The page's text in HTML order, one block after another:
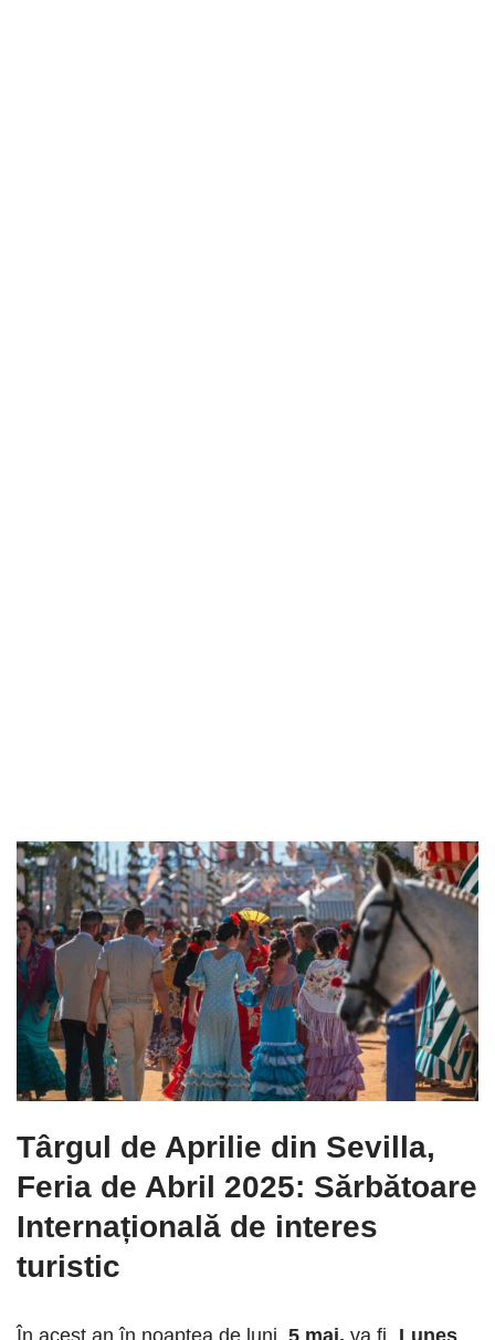
Târgul de Aprilie din Sevilla,
Feria de Abril 2025: Sărbătoare
Internațională de interes
turistic
În acest an în noaptea de luni, 5 mai, va fi „ Lunes